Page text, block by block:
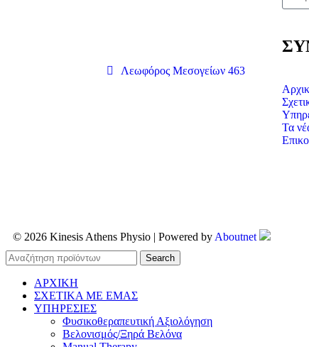
Λεωφόρος Μεσογείων 463
Τα
© 2026 Kinesis Athens Physio | Powered by Aboutnet
Search
ΑΡΧΙΚΗ
ΣΧΕΤΙΚΑ ΜΕ ΕΜΑΣ
ΥΠΗΡΕΣΙΕΣ
Φυσικοθεραπευτική Αξιολόγηση
Βελονισμός/Ξηρά Βελόνα